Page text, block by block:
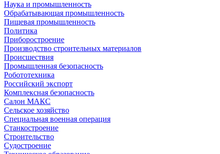
Наука и промышленность
Обрабатывающая промышленность
Пищевая промышленность
Политика
Приборостроение
Производство строительных материалов
Происшествия
Промышленная безопасность
Робототехника
Российский экспорт
Комплексная безопасность
Салон МАКС
Сельское хозяйство
Специальная военная операция
Станкостроение
Строительство
Судостроение